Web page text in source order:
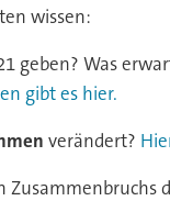
wissen:
geben? Was
gibt es hier.
verändert?